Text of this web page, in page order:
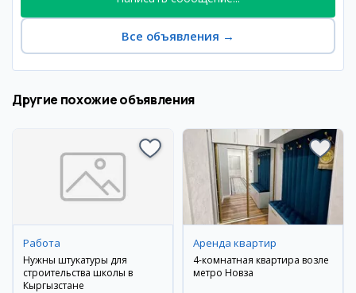
Все объявления →
Другие похожие объявления
Работа
Нужны штукатуры для
строительства школы в
Кыргызстане
Аренда квартир
4-комнатная квартира возле
метро Новза